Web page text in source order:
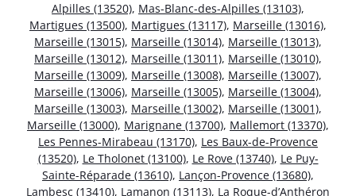
Alpilles (13520), Mas-Blanc-des-Alpilles (13103),
Martigues (13500), Martigues (13117), Marseille (13016),
Marseille (13015), Marseille (13014), Marseille (13013),
Marseille (13012), Marseille (13011), Marseille (13010),
Marseille (13009), Marseille (13008), Marseille (13007),
Marseille (13006), Marseille (13005), Marseille (13004),
Marseille (13003), Marseille (13002), Marseille (13001),
Marseille (13000), Marignane (13700), Mallemort (13370),
Les Pennes-Mirabeau (13170), Les Baux-de-Provence
(13520), Le Tholonet (13100), Le Rove (13740), Le Puy-
Sainte-Réparade (13610), Lançon-Provence (13680),
Lambesc (13410), Lamanon (13113), La Roque-d’Anthéron